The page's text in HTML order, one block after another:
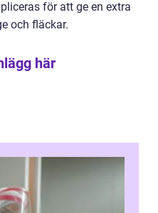
för att ge en extra
och fläckar.
här